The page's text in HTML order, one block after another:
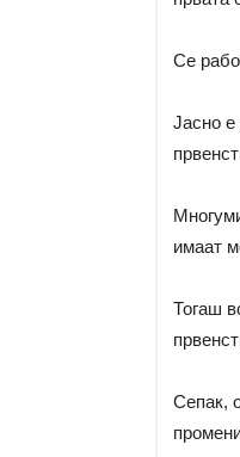
Се
Јасно
имаат
Тогаш
Сепак,